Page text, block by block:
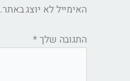
האימייל לא יוצג באתר.
התגובה שלך*